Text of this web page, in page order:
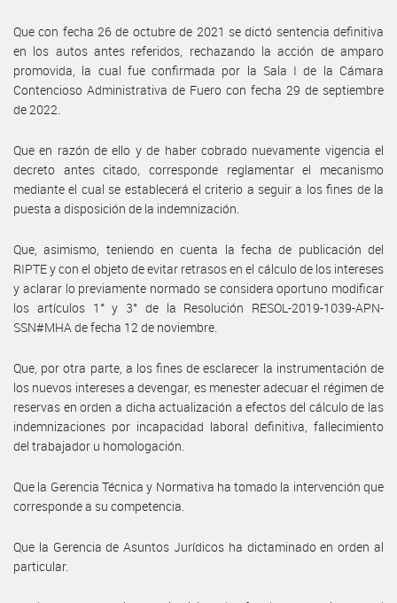
Que con fecha 26 de octubre de 2021 se dictó sentencia definitiva
en los autos antes referidos, rechazando la acción de amparo
promovida, la cual fue confirmada por la Sala I de la Cámara
Contencioso Administrativa de Fuero con fecha 29 de septiembre
de 2022.
Que en razón de ello y de haber cobrado nuevamente vigencia el
decreto antes citado, corresponde reglamentar el mecanismo
mediante el cual se establecerá el criterio a seguir a los fines de la
puesta a disposición de la indemnización.
Que, asimismo, teniendo en cuenta la fecha de publicación del
RIPTE y con el objeto de evitar retrasos en el cálculo de los intereses
y aclarar lo previamente normado se considera oportuno modificar
los artículos 1° y 3° de la Resolución RESOL-2019-1039-APN-
SSN#MHA de fecha 12 de noviembre.
Que, por otra parte, a los fines de esclarecer la instrumentación de
los nuevos intereses a devengar, es menester adecuar el régimen de
reservas en orden a dicha actualización a efectos del cálculo de las
indemnizaciones por incapacidad laboral definitiva, fallecimiento
del trabajador u homologación.
Que la Gerencia Técnica y Normativa ha tomado la intervención que
corresponde a su competencia.
Que la Gerencia de Asuntos Jurídicos ha dictaminado en orden al
particular.